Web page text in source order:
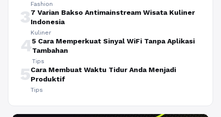
Fashion
37 Varian Bakso Antimainstream Wisata Kuliner
Indonesia
Kuliner
45 Cara Memperkuat Sinyal WiFi Tanpa Aplikasi
Tambahan
Tips
5Cara Membuat Waktu Tidur Anda Menjadi
Produktif
Tips